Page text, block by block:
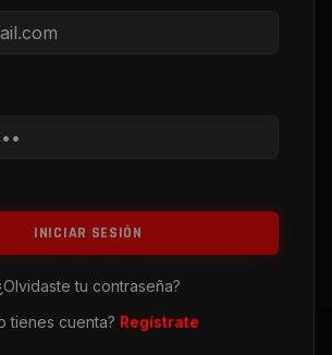
INICIAR SESIÓN
tu contraseña?
tienes cuenta? Regístrate